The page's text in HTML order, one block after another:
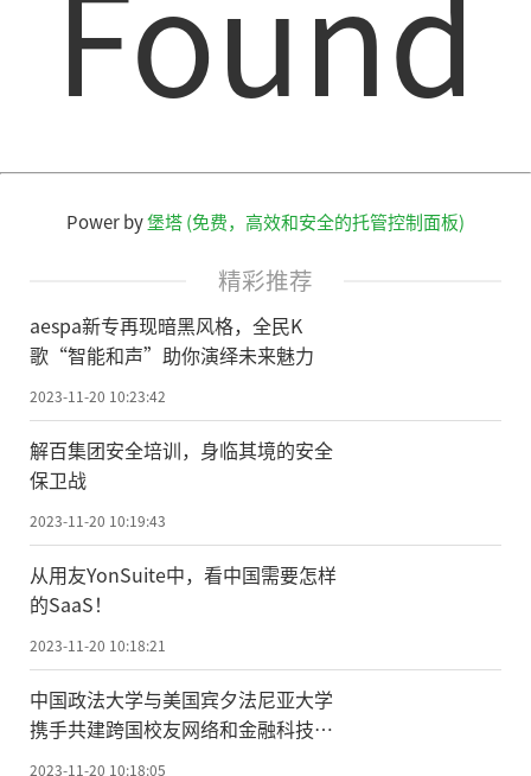
Power by堡塔 (免费，高效和安全的托管控制面板)
精彩推荐
aespa新专再现暗黑风格，全民K
歌“智能和声”助你演绎未来魅力
2023-11-20 10:23:42
解百集团安全培训，身临其境的安全
保卫战
2023-11-20 10:19:43
从用友YonSuite中，看中国需要怎样
的SaaS！
2023-11-20 10:18:21
中国政法大学与美国宾夕法尼亚大学
携手共建跨国校友网络和金融科技未
来
2023-11-20 10:18:05